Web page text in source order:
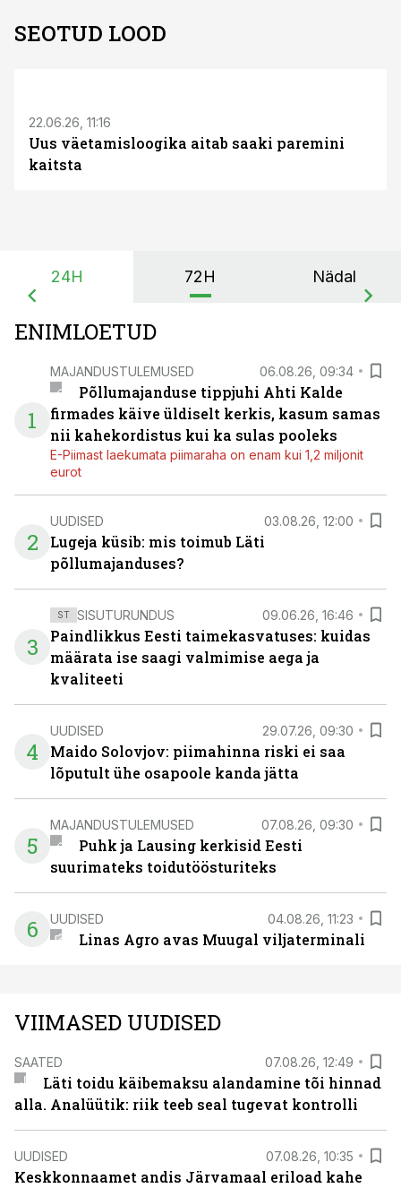
SEOTUD LOOD
22.06.26, 11:16
Uus väetamisloogika aitab saaki paremini
kaitsta
24H 72H Nädal
ENIMLOETUD
1
MAJANDUSTULEMUSED 06.08.26, 09:34
Põllumajanduse tippjuhi Ahti Kalde
firmades käive üldiselt kerkis, kasum samas
nii kahekordistus kui ka sulas pooleks
E-Piimast laekumata piimaraha on enam kui 1,2 miljonit
eurot
2
UUDISED 03.08.26, 12:00
Lugeja küsib: mis toimub Läti
põllumajanduses?
3
ST SISUTURUNDUS 09.06.26, 16:46
Paindlikkus Eesti taimekasvatuses: kuidas
määrata ise saagi valmimise aega ja
kvaliteeti
4
UUDISED 29.07.26, 09:30
Maido Solovjov: piimahinna riski ei saa
lõputult ühe osapoole kanda jätta
5
MAJANDUSTULEMUSED 07.08.26, 09:30
Puhk ja Lausing kerkisid Eesti
suurimateks toidutöösturiteks
6 UUDISED 04.08.26, 11:23
Linas Agro avas Muugal viljaterminali
VIIMASED UUDISED
SAATED 07.08.26, 12:49
Läti toidu käibemaksu alandamine tõi hinnad
alla. Analüütik: riik teeb seal tugevat kontrolli
UUDISED 07.08.26, 10:35
Keskkonnaamet andis Järvamaal eriload kahe